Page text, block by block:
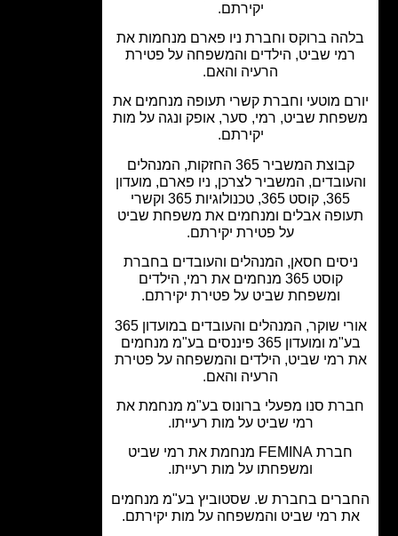
ברוקס וחברת ניו פארם מנחמות את
שביט, הילדים והמשפחה על פטירת
הרעיה והאם.
מוטעי וחברת קשרי תעופה מנחמים את
שביט, רמי, סער, אופק ונגה על מות
קבוצת המשביר 365 החזקות, המנהלים
המשביר לצרכן, ניו פארם, מועדון
365, קוסט 365, טכנולוגיות 365 וקשרי
אבלים ומנחמים את משפחת שביט
על פטירת יקירתם.
חסאן, המנהלים והעובדים בחברת
קוסט 365 מנחמים את רמי, הילדים
ומשפחת שביט על פטירת יקירתם.
אורי שוקר, המנהלים והעובדים במועדון 365
בע"מ ומועדון 365 פיננסים בע"מ מנחמים
רמי שביט, הילדים והמשפחה על פטירת
הרעיה והאם.
סנו מפעלי ברונוס בע"מ מנחמת את
רמי שביט על מות רעייתו.
חברת FEMINA מנחמת את רמי שביט
ומשפחתו על מות רעייתו.
בחברת ש. שסטוביץ בע"מ מנחמים
רמי שביט והמשפחה על מות יקירתם.